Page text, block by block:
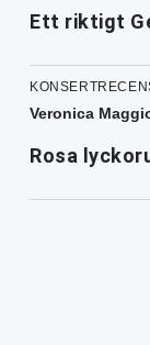
Ett riktigt
Veronica
Rosa